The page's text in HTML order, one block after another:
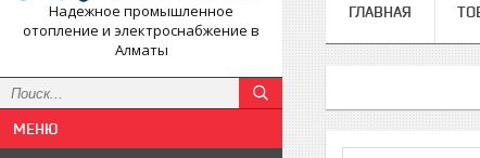
Надежное промышленное
отопление и электроснабжение в
Алматы
ГЛАВНАЯ